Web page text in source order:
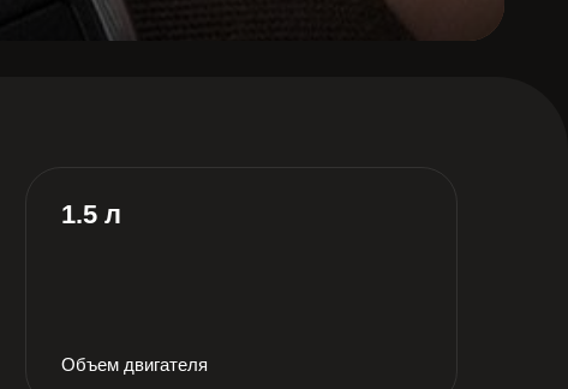
Объем двигателя
1.5 л